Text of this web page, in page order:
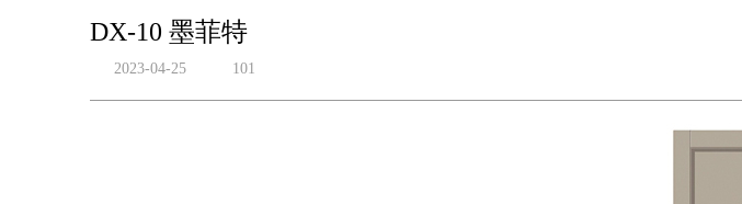
DX-10 墨菲特
2023-04-25 101